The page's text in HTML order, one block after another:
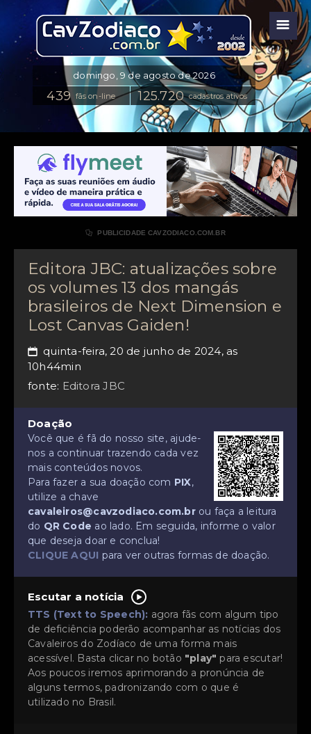
☰
fãs on-line cadastros ativos
 PUBLICIDADE CAVZODIACO.COM.BR
Editora JBC: atualizações sobre
os volumes 13 dos mangás
brasileiros de Next Dimension e
Lost Canvas Gaiden!
📅 quinta-feira, 20 de junho de 2024, as
10h44min
fonte: Editora JBC
Doação
Você que é fã do nosso site, ajude-
nos a continuar trazendo cada vez
mais conteúdos novos.
Para fazer a sua doação com PIX,
utilize a chave
cavaleiros@cavzodiaco.com.brou faça a leitura
do QR Code ao lado. Em seguida, informe o valor
que deseja doar e conclua!
CLIQUE AQUI para ver outras formas de doação.
Escutar a notícia
TTS (Text to Speech): agora fãs com algum tipo
de deficiência poderão acompanhar as notícias dos
Cavaleiros do Zodíaco de uma forma mais
acessível. Basta clicar no botão "play" para escutar!
Aos poucos iremos aprimorando a pronúncia de
alguns termos, padronizando com o que é
utilizado no Brasil.